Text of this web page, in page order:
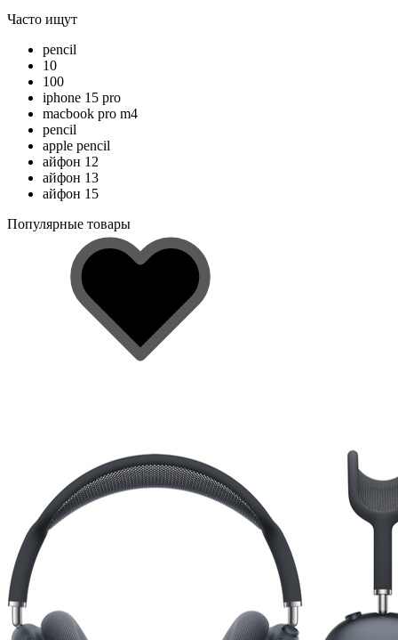
Часто ищут
pencil
10
100
iphone 15 pro
macbook pro m4
pencil
apple pencil
айфон 12
айфон 13
айфон 15
Популярные товары